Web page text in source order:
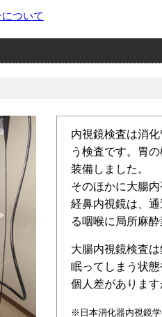
ついて
内視鏡検査は消
う検査です。胃
装備しました。
そのほかに大腸
経鼻内視鏡は、
る咽喉に局所麻
大腸内視鏡検査
眠ってしまう状
個人差があります
※日本消化器内視鏡